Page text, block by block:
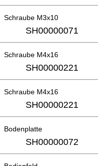
Schraube M3x10
SH00000071
Schraube M4x16
SH00000221
Schraube M4x16
SH00000221
Bodenplatte
SH00000072